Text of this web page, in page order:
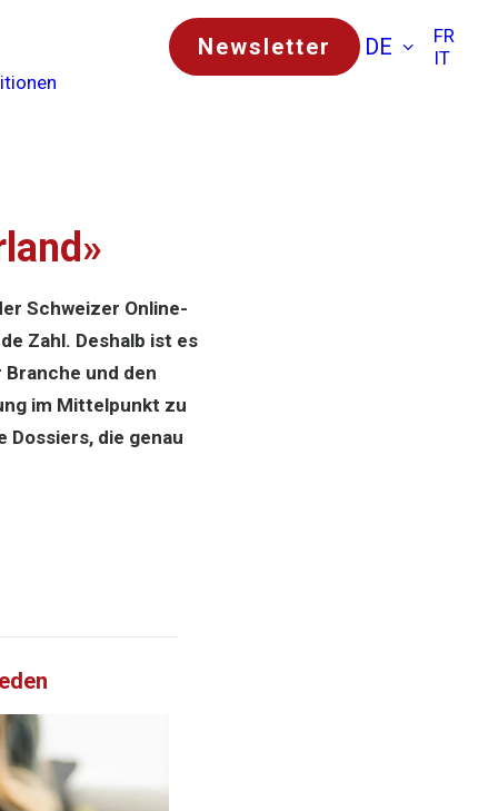
Newsletter DE
FR
IT
Schweizer Online-
Zahl. Deshalb ist es
und den
im Mittelpunkt zu
Dossiers, die genau